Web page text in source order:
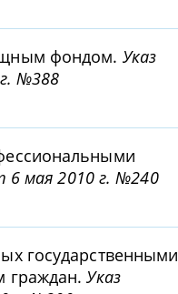
фондом. Указ
№388
6 мая 2010 г. №240
государственными
граждан.Указ